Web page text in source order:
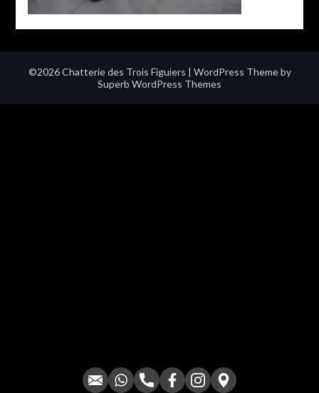
©2026 Chatterie des Trois Figuiers | WordPress Theme by
Superb WordPress Themes